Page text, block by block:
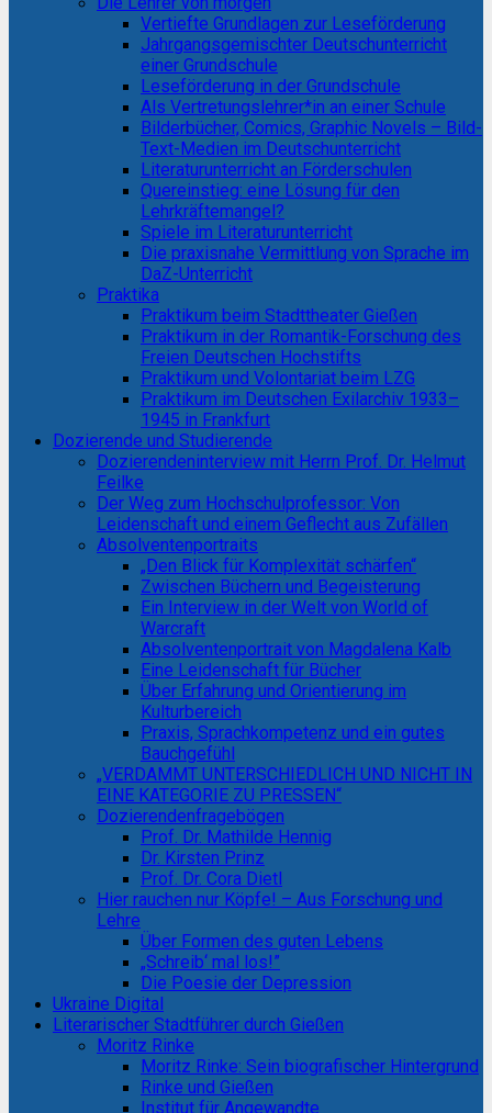
Vertiefte Grundlagen zur Leseförderung
Jahrgangsgemischter Deutschunterricht
einer Grundschule
Leseförderung in der Grundschule
Als Vertretungslehrer*in an einer Schule
Bilderbücher, Comics, Graphic Novels – Bild-
Text-Medien im Deutschunterricht
Literaturunterricht an Förderschulen
Quereinstieg: eine Lösung für den
Lehrkräftemangel?
Spiele im Literaturunterricht
Die praxisnahe Vermittlung von Sprache im
DaZ-Unterricht
Praktika
Praktikum beim Stadttheater Gießen
Praktikum in der Romantik-Forschung des
Freien Deutschen Hochstifts
Praktikum und Volontariat beim LZG
Praktikum im Deutschen Exilarchiv 1933–
1945 in Frankfurt
Dozierende und Studierende
Dozierendeninterview mit Herrn Prof. Dr. Helmut
Feilke
Der Weg zum Hochschulprofessor: Von
Leidenschaft und einem Geflecht aus Zufällen
Absolventenportraits
„Den Blick für Komplexität schärfen“
Zwischen Büchern und Begeisterung
Ein Interview in der Welt von World of
Warcraft
Absolventenportrait von Magdalena Kalb
Eine Leidenschaft für Bücher
Über Erfahrung und Orientierung im
Kulturbereich
Praxis, Sprachkompetenz und ein gutes
Bauchgefühl
„VERDAMMT UNTERSCHIEDLICH UND NICHT IN
EINE KATEGORIE ZU PRESSEN“
Dozierendenfragebögen
Prof. Dr. Mathilde Hennig
Dr. Kirsten Prinz
Prof. Dr. Cora Dietl
Hier rauchen nur Köpfe! – Aus Forschung und
Lehre
Über Formen des guten Lebens
„Schreib‘ mal los!”
Die Poesie der Depression
Ukraine Digital
Literarischer Stadtführer durch Gießen
Moritz Rinke
Moritz Rinke: Sein biografischer Hintergrund
Rinke und Gießen
Institut für Angewandte